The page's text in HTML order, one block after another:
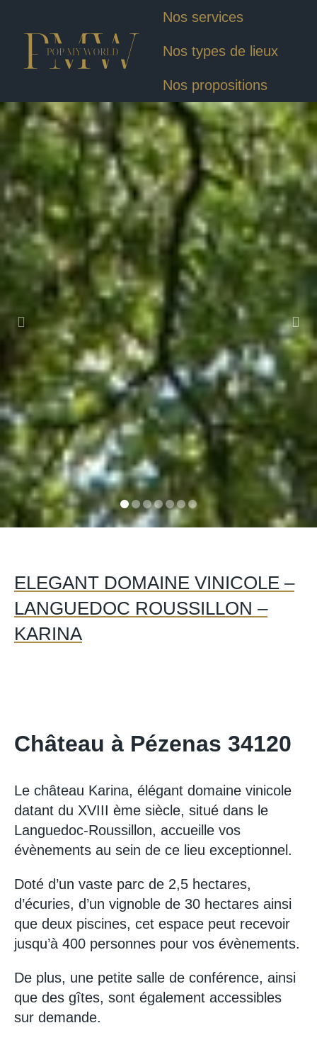
Nos services
Nos types de lieux
Nos propositions
ELEGANT DOMAINE VINICOLE –
LANGUEDOC ROUSSILLON –
KARINA
Château à Pézenas 34120
Le château Karina, élégant domaine vinicole
datant du XVIII ème siècle, situé dans le
Languedoc-Roussillon, accueille vos
évènements au sein de ce lieu exceptionnel.
Doté d’un vaste parc de 2,5 hectares,
d’écuries, d’un vignoble de 30 hectares ainsi
que deux piscines, cet espace peut recevoir
jusqu’à 400 personnes pour vos évènements.
De plus, une petite salle de conférence, ainsi
que des gîtes, sont également accessibles
sur demande.